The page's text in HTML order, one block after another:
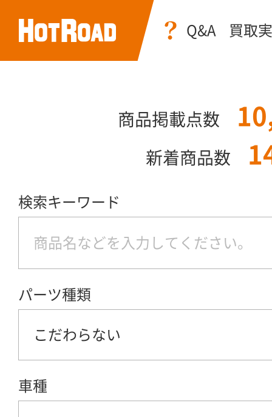
Q&A 買取
商品掲載点数
新着商品数
検索キーワード
パーツ種類
こだわらない
車種